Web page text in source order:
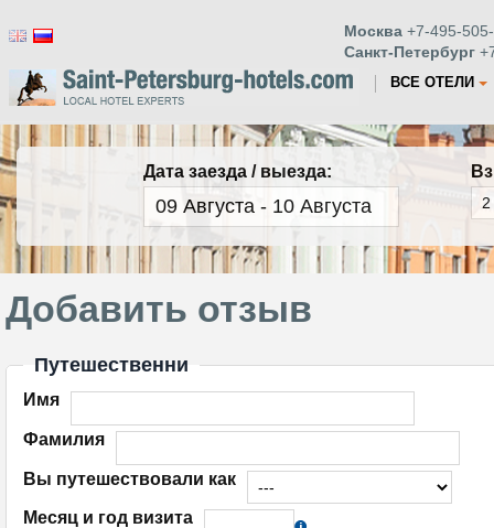
Москва +7-495-
Санкт-Петербург
ВСЕ ОТЕЛИ
Дата заезда / выезда:
Добавить отзыв
Путешественни
Имя
Фамилия
Вы путешествовали как
Месяц и год визита